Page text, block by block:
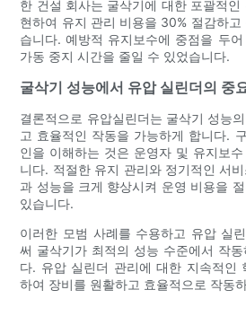
한 건설 회사는 굴삭기에 대한 포괄적
현하여 유지 관리 비용을 30% 절감하고
습니다. 예방적 유지보수에 중점을 두
가동 중지 시간을 줄일 수 있었습니다.
굴삭기 성능에서 유압 실린더의 중
결론적으로 유압실린더는 굴삭기 성능
고 효율적인 작동을 가능하게 합니다.
인을 이해하는 것은 운영자 및 유지보
니다. 적절한 유지 관리와 정기적인 서
과 성능을 크게 향상시켜 운영 비용을
있습니다.
이러한 모범 사례를 수용하고 유압 실
써 굴삭기가 최적의 성능 수준에서 작
다. 유압 실린더 관리에 대한 지속적인
하여 장비를 원활하고 효율적으로 작동